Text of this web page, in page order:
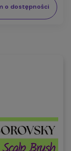
o dostępności